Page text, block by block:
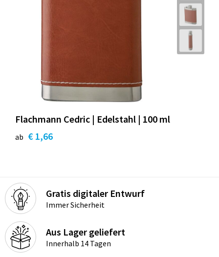
Flachmann Cedric | Edelstahl | 100 ml
ab € 1,66
Gratis digitaler Entwurf
Immer Sicherheit
Aus Lager geliefert
Innerhalb 14 Tagen